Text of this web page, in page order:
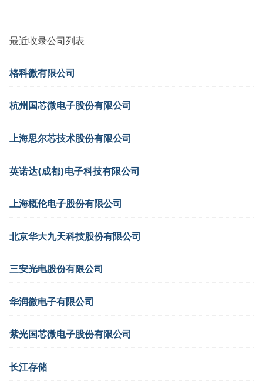
最近收录公司列表
格科微有限公司
杭州国芯微电子股份有限公司
上海思尔芯技术股份有限公司
英诺达(成都)电子科技有限公司
上海概伦电子股份有限公司
北京华大九天科技股份有限公司
三安光电股份有限公司
华润微电子有限公司
紫光国芯微电子股份有限公司
长江存储